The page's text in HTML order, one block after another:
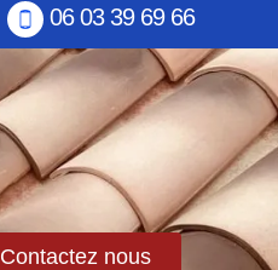
06 03 39 69 66
Contactez nous